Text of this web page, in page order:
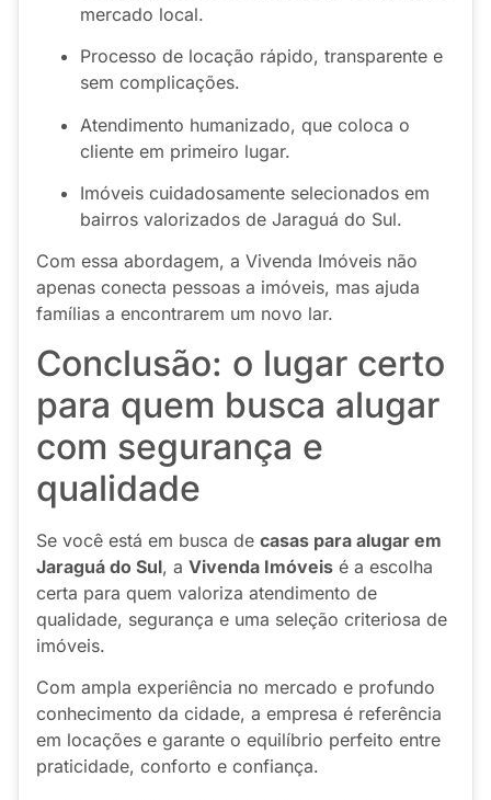
mercado local.
Processo de locação rápido, transparente e
sem complicações.
Atendimento humanizado, que coloca o
cliente em primeiro lugar.
Imóveis cuidadosamente selecionados em
bairros valorizados de Jaraguá do Sul.
Com essa abordagem, a Vivenda Imóveis não
apenas conecta pessoas a imóveis, mas ajuda
famílias a encontrarem um novo lar.
Conclusão: o lugar certo
para quem busca alugar
com segurança e
qualidade
Se você está em busca de casas para alugar em
Jaraguá do Sul, a Vivenda Imóveis é a escolha
certa para quem valoriza atendimento de
qualidade, segurança e uma seleção criteriosa de
imóveis.
Com ampla experiência no mercado e profundo
conhecimento da cidade, a empresa é referência
em locações e garante o equilíbrio perfeito entre
praticidade, conforto e confiança.